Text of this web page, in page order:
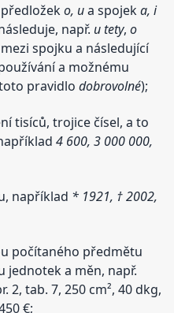
předložeko, ua spojeka, i
např. u tety,o
spojku a následující
a možnému
pravidlodobrovolné);
tisíců, trojice čísel, a to
4 600, 3 000 000,
například * 1921, † 2002,
počítaného předmětu
jednotek a měn, např.
2, tab. 7, 250 cm², 40 dkg,
€;